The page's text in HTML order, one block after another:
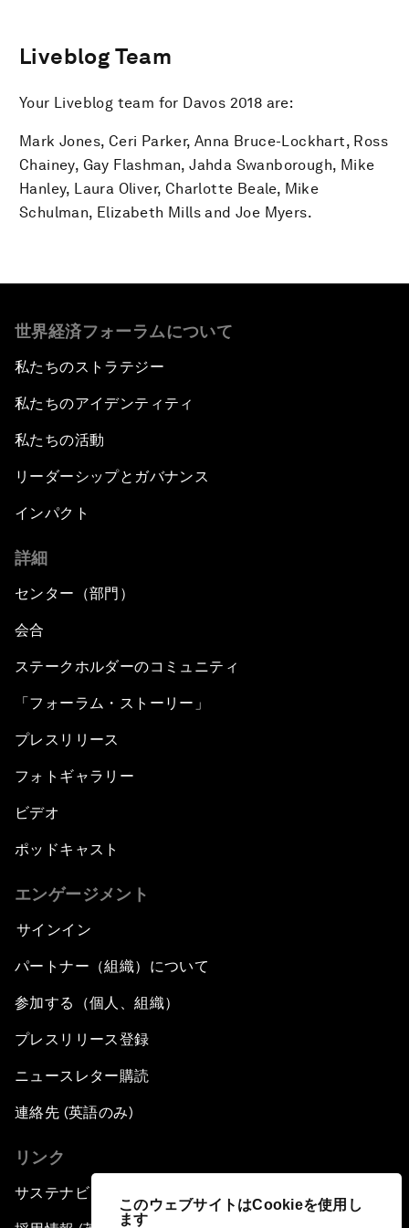
このウェブサイトはCookieを使用し
ます
Liveblog Team
Your Liveblog team for Davos 2018 are:
Mark Jones, Ceri Parker, Anna Bruce-Lockhart, Ross
Chainey, Gay Flashman, Jahda Swanborough, Mike
Hanley, Laura Oliver, Charlotte Beale, Mike
Schulman, Elizabeth Mills and Joe Myers.
世界経済フォーラムについて
私たちのストラテジー
私たちのアイデンティティ
私たちの活動
リーダーシップとガバナンス
インパクト
詳細
センター（部門）
会合
ステークホルダーのコミュニティ
「フォーラム・ストーリー」
プレスリリース
フォトギャラリー
ビデオ
ポッドキャスト
エンゲージメント
サインイン
パートナー（組織）について
参加する（個人、組織）
プレスリリース登録
ニュースレター購読
連絡先 (英語のみ)
リンク
サステナビリティへの取り組み